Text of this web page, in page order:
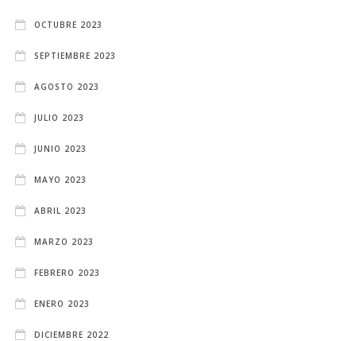
OCTUBRE 2023
SEPTIEMBRE 2023
AGOSTO 2023
JULIO 2023
JUNIO 2023
MAYO 2023
ABRIL 2023
MARZO 2023
FEBRERO 2023
ENERO 2023
DICIEMBRE 2022